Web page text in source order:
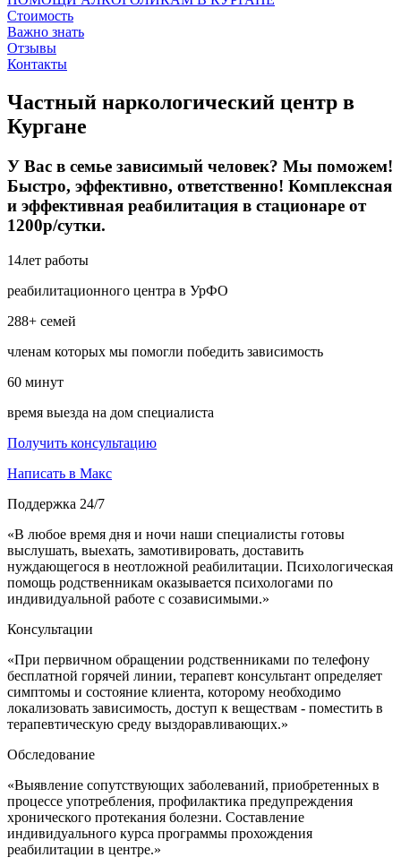
Стоимость
Важно знать
Отзывы
Контакты
Частный наркологический центр в
Кургане
У Вас в семье зависимый человек? Мы поможем!
Быстро, эффективно, ответственно! Комплексная
и эффективная реабилитация в стационаре от
1200р/сутки.
14лет работы
реабилитационного центра в УрФО
288+ семей
членам которых мы помогли победить зависимость
60 минут
время выезда на дом специалиста
Получить консультацию
Написать в Макс
Поддержка 24/7
«В любое время дня и ночи наши специалисты готовы
выслушать, выехать, замотивировать, доставить
нуждающегося в неотложной реабилитации. Психологическая
помощь родственникам оказывается психологами по
индивидуальной работе с созависимыми.»
Консультации
«При первичном обращении родственниками по телефону
бесплатной горячей линии, терапевт консультант определяет
симптомы и состояние клиента, которому необходимо
локализовать зависимость, доступ к веществам - поместить в
терапевтическую среду выздоравливающих.»
Обследование
«Выявление сопутствующих заболеваний, приобретенных в
процессе употребления, профилактика предупреждения
хронического протекания болезни. Составление
индивидуального курса программы прохождения
реабилитации в центре.»